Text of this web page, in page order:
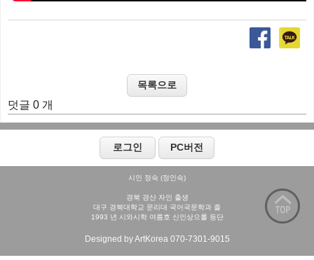
덧글 0 개
시인 정숙 (정인숙)
경북 경산 자인 출생
대구 경북대학교 문리대 국어국문학과 졸
1993 년 시와시학 여름호 신인상으롤 등단
Designed by ArtKorea 070-7301-9015